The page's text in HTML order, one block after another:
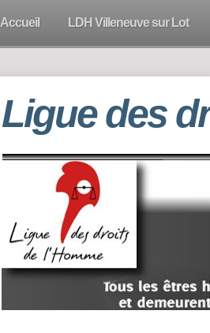
Accueil LDH Villeneuve sur Lot
Ligue des